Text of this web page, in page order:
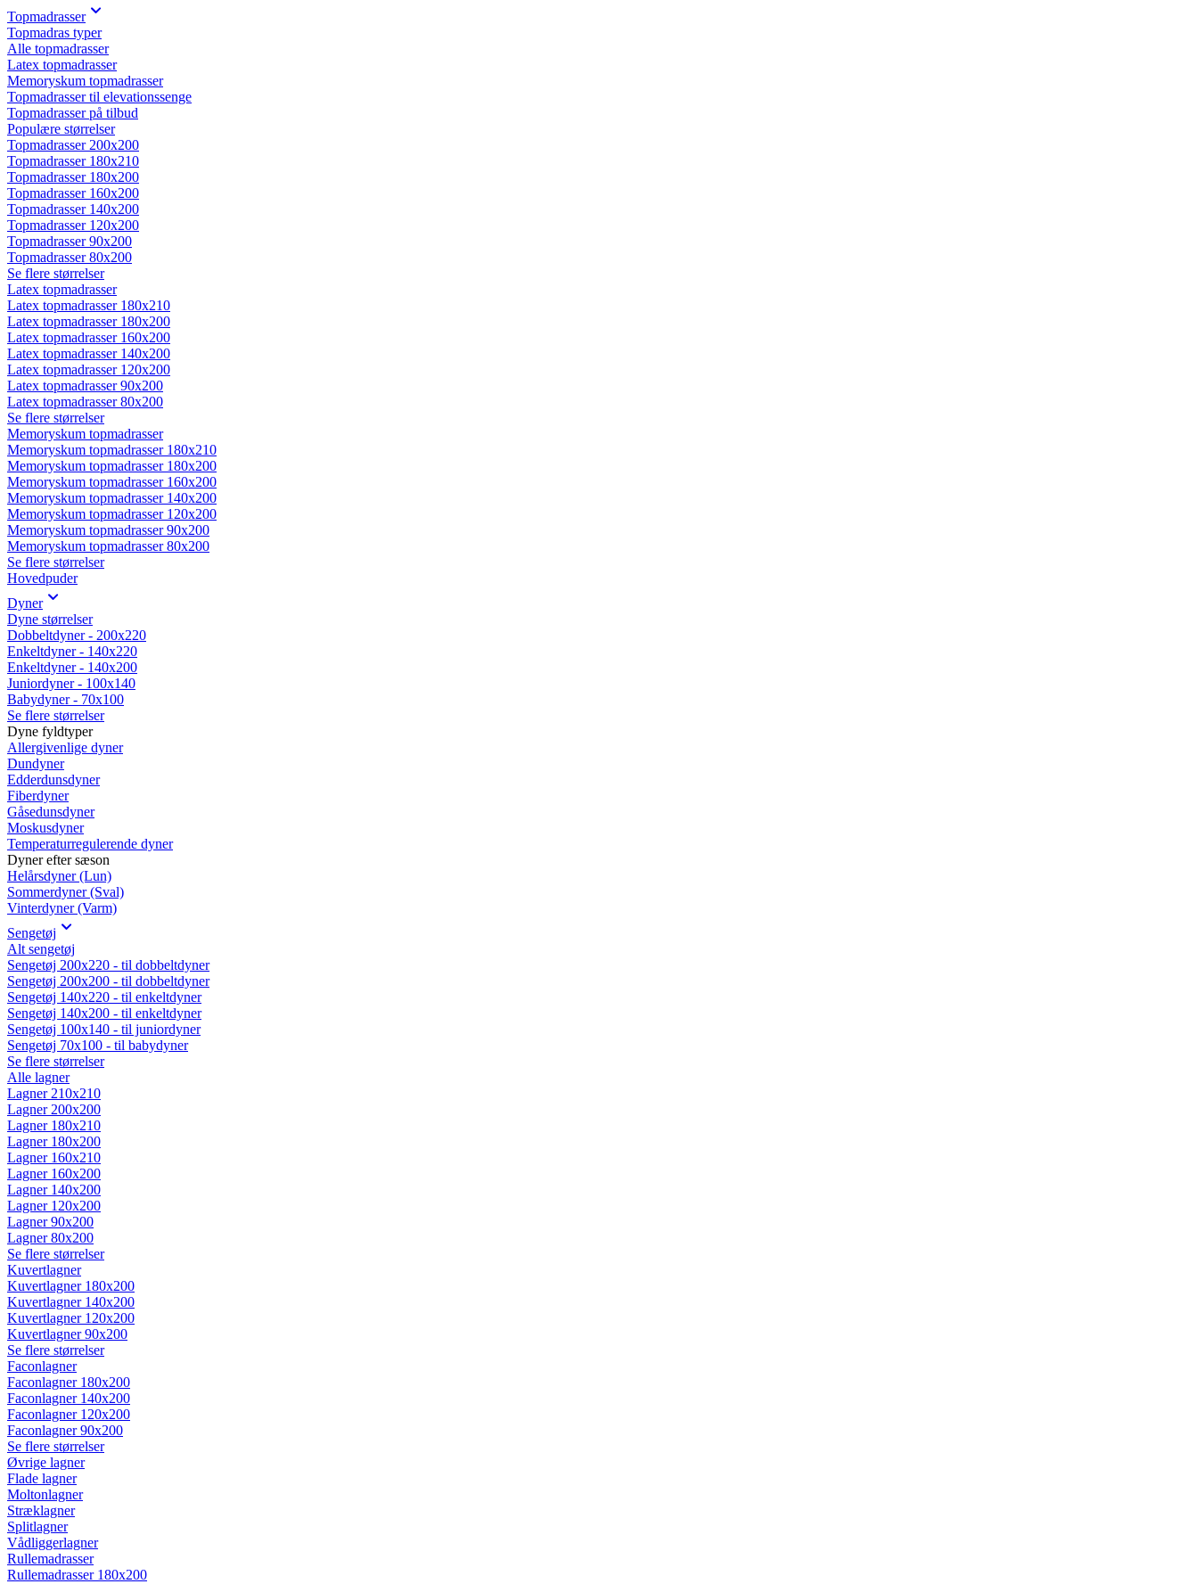
Topmadrasser
Topmadras typer
Alle topmadrasser
Latex topmadrasser
Memoryskum topmadrasser
Topmadrasser til elevationssenge
Topmadrasser på tilbud
Populære størrelser
Topmadrasser 200x200
Topmadrasser 180x210
Topmadrasser 180x200
Topmadrasser 160x200
Topmadrasser 140x200
Topmadrasser 120x200
Topmadrasser 90x200
Topmadrasser 80x200
Se flere størrelser
Latex topmadrasser
Latex topmadrasser 180x210
Latex topmadrasser 180x200
Latex topmadrasser 160x200
Latex topmadrasser 140x200
Latex topmadrasser 120x200
Latex topmadrasser 90x200
Latex topmadrasser 80x200
Se flere størrelser
Memoryskum topmadrasser
Memoryskum topmadrasser 180x210
Memoryskum topmadrasser 180x200
Memoryskum topmadrasser 160x200
Memoryskum topmadrasser 140x200
Memoryskum topmadrasser 120x200
Memoryskum topmadrasser 90x200
Memoryskum topmadrasser 80x200
Se flere størrelser
Hovedpuder
Dyner
Dyne størrelser
Dobbeltdyner - 200x220
Enkeltdyner - 140x220
Enkeltdyner - 140x200
Juniordyner - 100x140
Babydyner - 70x100
Se flere størrelser
Dyne fyldtyper
Allergivenlige dyner
Dundyner
Edderdunsdyner
Fiberdyner
Gåsedunsdyner
Moskusdyner
Temperaturregulerende dyner
Dyner efter sæson
Helårsdyner (Lun)
Sommerdyner (Sval)
Vinterdyner (Varm)
Sengetøj
Alt sengetøj
Sengetøj 200x220 - til dobbeltdyner
Sengetøj 200x200 - til dobbeltdyner
Sengetøj 140x220 - til enkeltdyner
Sengetøj 140x200 - til enkeltdyner
Sengetøj 100x140 - til juniordyner
Sengetøj 70x100 - til babydyner
Se flere størrelser
Alle lagner
Lagner 210x210
Lagner 200x200
Lagner 180x210
Lagner 180x200
Lagner 160x210
Lagner 160x200
Lagner 140x200
Lagner 120x200
Lagner 90x200
Lagner 80x200
Se flere størrelser
Kuvertlagner
Kuvertlagner 180x200
Kuvertlagner 140x200
Kuvertlagner 120x200
Kuvertlagner 90x200
Se flere størrelser
Faconlagner
Faconlagner 180x200
Faconlagner 140x200
Faconlagner 120x200
Faconlagner 90x200
Se flere størrelser
Øvrige lagner
Flade lagner
Moltonlagner
Stræklagner
Splitlagner
Vådliggerlagner
Rullemadrasser
Rullemadrasser 180x200